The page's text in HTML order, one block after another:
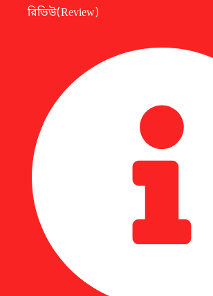
রিভিউ(Review)